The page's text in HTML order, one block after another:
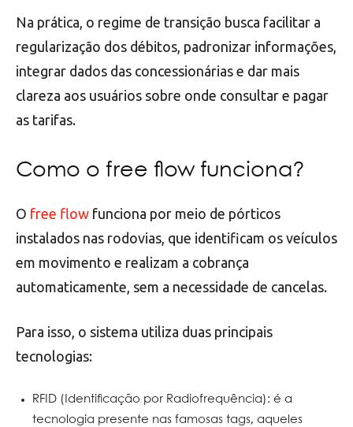
Na prática, o regime de transição busca facilitar a
regularização dos débitos, padronizar informações,
integrar dados das concessionárias e dar mais
clareza aos usuários sobre onde consultar e pagar
as tarifas.
Como o free flow funciona?
O free flow funciona por meio de pórticos
instalados nas rodovias, que identificam os veículos
em movimento e realizam a cobrança
automaticamente, sem a necessidade de cancelas.
Para isso, o sistema utiliza duas principais
tecnologias:
RFID (Identificação por Radiofrequência): é a
tecnologia presente nas famosas tags, aqueles